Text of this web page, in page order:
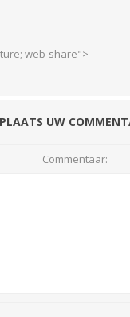
web-share">
PLAATS UW
Commentaar: